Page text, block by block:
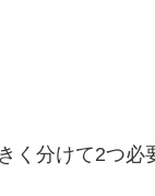
く分けて2つ必